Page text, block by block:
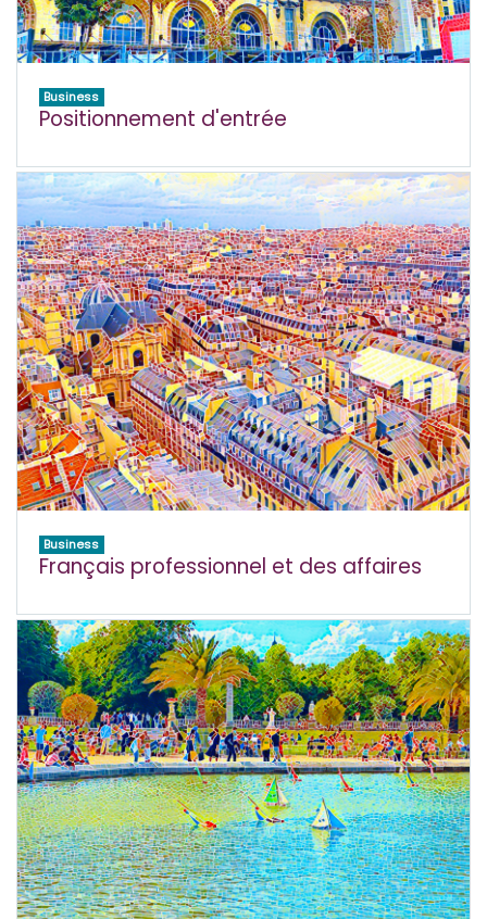
Business
Positionnement d'entrée
Business
Français professionnel et des affaires